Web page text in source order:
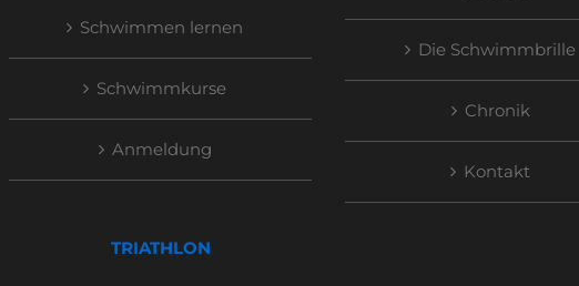
Schwimmen lernen
Schwimmkurse
Anmeldung
TRIATHLON
Die Schwimmbrille
Chronik
Kontakt